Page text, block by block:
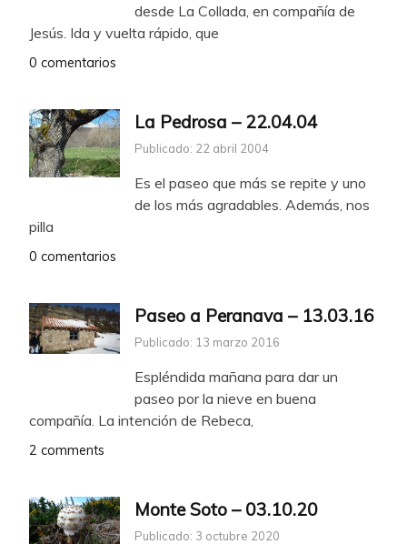
desde La Collada, en compañía de
Jesús. Ida y vuelta rápido, que
0 comentarios
La Pedrosa – 22.04.04
Publicado: 22 abril 2004
Es el paseo que más se repite y uno
de los más agradables. Además, nos
pilla
0 comentarios
Paseo a Peranava – 13.03.16
Publicado: 13 marzo 2016
Espléndida mañana para dar un
paseo por la nieve en buena
compañía. La intención de Rebeca,
2 comments
Monte Soto – 03.10.20
Publicado: 3 octubre 2020